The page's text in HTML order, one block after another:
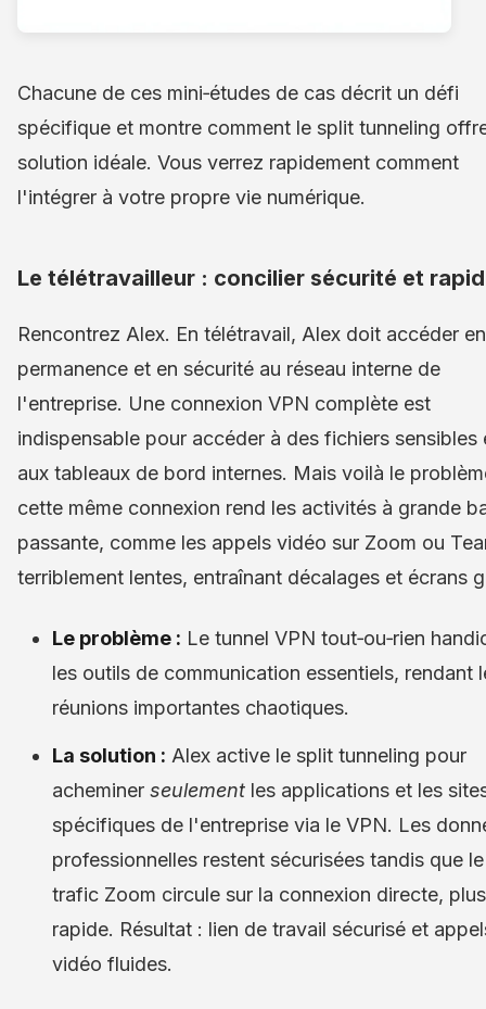
Chacune de ces mini‑études de cas décrit un défi
spécifique et montre comment le split tunneling
solution idéale. Vous verrez rapidement comment
l'intégrer à votre propre vie numérique.
Le télétravailleur : concilier sécurité et
Rencontrez Alex. En télétravail, Alex doit accéder en
permanence et en sécurité au réseau interne de
l'entreprise. Une connexion VPN complète est
indispensable pour accéder à des fichiers sensibles
aux tableaux de bord internes. Mais voilà le
cette même connexion rend les activités à grande
passante, comme les appels vidéo sur Zoom ou
terriblement lentes, entraînant décalages et écrans
Le problème : Le tunnel VPN tout‑ou‑rien
les outils de communication essentiels, rendant
réunions importantes chaotiques.
La solution : Alex active le split tunneling pour
acheminer seulement les applications et les
spécifiques de l'entreprise via le VPN. Les
professionnelles restent sécurisées tandis que le
trafic Zoom circule sur la connexion directe, plus
rapide. Résultat : lien de travail sécurisé et
vidéo fluides.